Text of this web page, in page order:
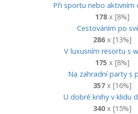
Při sportu nebo aktivním
178x [8%]
Cestováním po
286x [13%]
V luxusním resortu s
175 x [8%]
Na zahradní party s
357x [16%]
U dobré knihy v klidu
340x [15%]